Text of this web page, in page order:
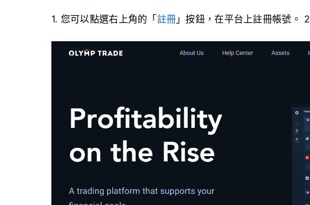
1. 您可以點選右上角的「註冊 」按鈕，在平台上註冊帳號。 2